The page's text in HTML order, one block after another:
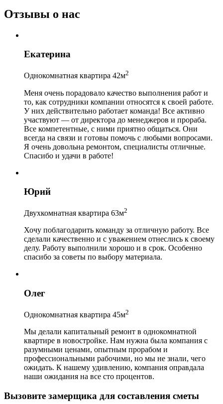
Отзывы о нас
Екатерина
Однокомнатная квартира 42м2
Меня очень порадовало качество выполнения работ и
то, как сотрудники компании относятся к своей работе.
У них действительно работает команда! Все активно
участвуют — от директора до менеджеров и прораба.
Все компетентные, с ними приятно общаться. Они
всегда на связи и готовы помочь с любыми вопросами.
Я очень довольна ремонтом, специалисты отличные.
Спасибо и удачи в работе!
Юрий
Двухкомнатная квартира 63м2
Хочу поблагодарить команду за отличную работу. Все
сделали качественно и с уважением отнеслись к своему
делу. Работу выполнили хорошо и в срок. Особенно
спасибо за советы по выбору материала.
Олег
Однокомнатная квартира 45м2
Мы делали капитальный ремонт в однокомнатной
квартире в новостройке. Нам нужна была компания с
разумными ценами, опытным прорабом и
профессиональными рабочими, но мы не знали, чего
ожидать. К нашему удивлению, компания оправдала
наши ожидания на все сто процентов.
Вызовите замерщика для составления сметы